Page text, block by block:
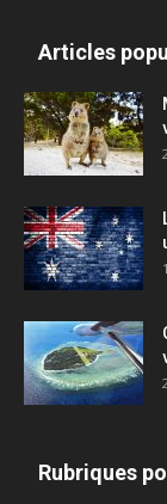
Articles
Rubriques